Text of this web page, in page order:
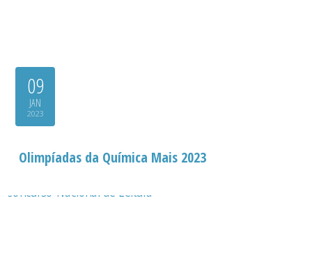
09
JAN
2023
Olimpíadas da Química Mais 2023